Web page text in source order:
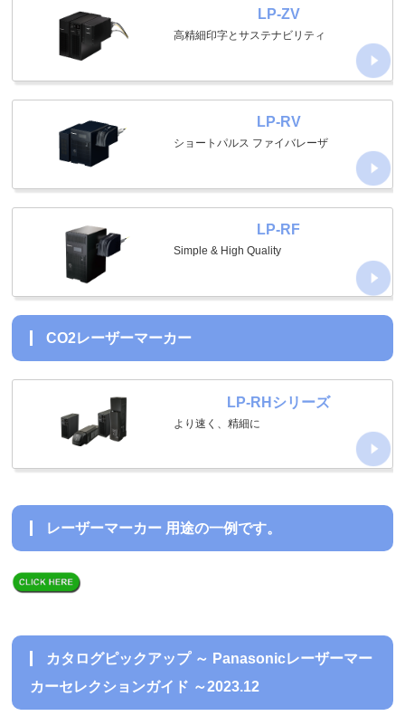
LP-ZV
高精細印字とサステナビリティ
LP-RV
ショートパルス ファイバレーザ
LP-RF
Simple & High Quality
CO2レーザーマーカー
LP-RHシリーズ
より速く、精細に
レーザーマーカー 用途の一例です。
カタログピックアップ ～ Panasonicレーザーマー
カーセレクションガイド ～2023.12